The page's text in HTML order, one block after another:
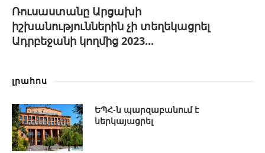
Ռուսաստանը Արցախի
իշխանություններին չի տեղեկացրել
Ադրբեջանի կողմից 2023...
լրահոս
ԵՊՀ-ն պարզաբանում է
ներկայացրել